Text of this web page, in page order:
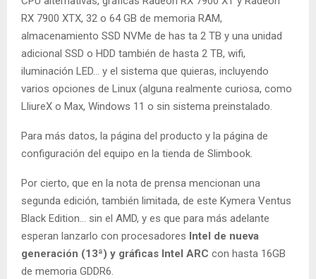
RX 7900 XTX, 32 o 64 GB de memoria RAM,
almacenamiento SSD NVMe de has ta 2 TB y una unidad
adicional SSD o HDD también de hasta 2 TB, wifi,
iluminación LED… y el sistema que quieras, incluyendo
varios opciones de Linux (alguna realmente curiosa, como
LliureX o Max, Windows 11 o sin sistema preinstalado.
Para más datos, la página del producto y la página de
configuración del equipo en la tienda de Slimbook.
Por cierto, que en la nota de prensa mencionan una
segunda edición, también limitada, de este Kymera Ventus
Black Edition… sin el AMD, y es que para más adelante
esperan lanzarlo con procesadores Intel de nueva
generación (13ª) y gráficas Intel ARC con hasta 16GB
de memoria GDDR6.